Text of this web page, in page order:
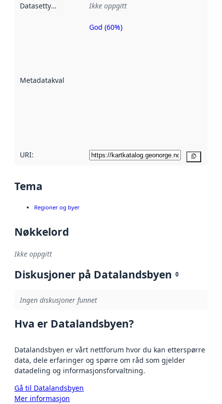
Datasettype Ikke oppgitt
Metadatakvalitet
Metadatakvalitet
God (60%)
URI:
Tema
Regioner og byer
Nøkkelord
Ikke oppgitt
Diskusjoner på Datalandsbyen 0
Ingen diskusjoner funnet
Hva er Datalandsbyen?
Datalandsbyen er vårt nettforum hvor du kan etterspørre
data, dele erfaringer og spørre om råd som gjelder
datadeling og informasjonsforvaltning.
Gå til Datalandsbyen
Mer informasjon